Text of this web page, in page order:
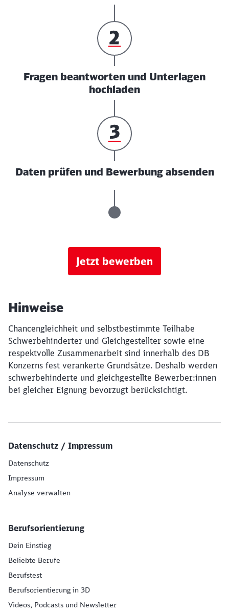
Fragen beantworten und Unterlagen
hochladen
Daten prüfen und Bewerbung absenden
Jetzt bewerben
Hinweise
Chancengleichheit und selbstbestimmte Teilhabe
Schwerbehinderter und Gleichgestellter sowie eine
respektvolle Zusammenarbeit sind innerhalb des DB
Konzerns fest verankerte Grundsätze. Deshalb werden
schwerbehinderte und gleichgestellte Bewerber:innen
bei gleicher Eignung bevorzugt berücksichtigt.
Datenschutz / Impressum
Datenschutz
Impressum
Analyse verwalten
Berufsorientierung
Dein Einstieg
Beliebte Berufe
Berufstest
Berufsorientierung in 3D
Videos, Podcasts und Newsletter